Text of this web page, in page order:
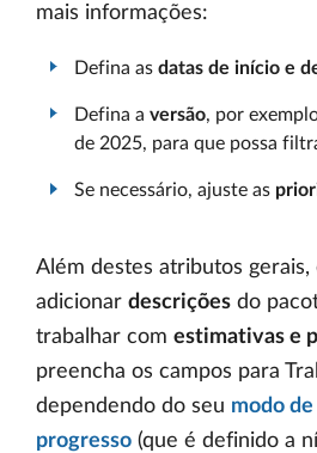
mais informações:
Defina as datas de início e
Defina a versão, por
de 2025, para que possa
Se necessário, ajuste as
Além destes atributos gerais,
adicionar descrições do
trabalhar com estimativas e
preencha os campos para
dependendo do seu modo
progresso (que é definido a